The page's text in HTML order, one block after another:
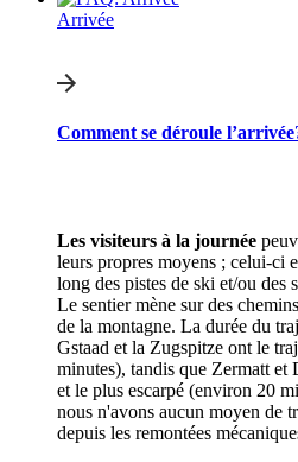
Arrivée
Comment se déroule
Les visiteurs à la journée
leurs propres moyens ; celui-ci
long des pistes de ski et/ou des
Le sentier mène sur des
de la montagne. La durée du
Gstaad et la Zugspitze ont le
minutes), tandis que Zermatt
et le plus escarpé (environ 20
nous n'avons aucun moyen de
depuis les remontées